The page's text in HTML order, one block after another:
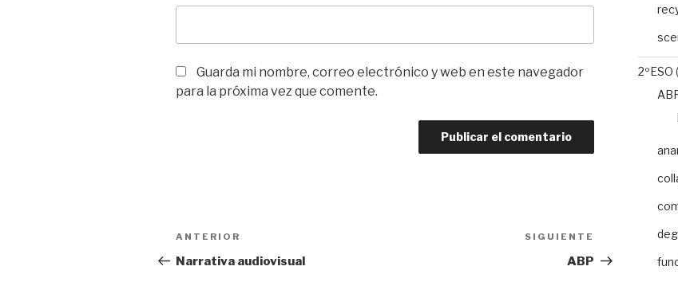
Guarda mi nombre, correo electrónico y web en este navegador
para la próxima vez que comente.
Navegación
de
Entrada
anterior:
ANTERIOR
Narrativa audiovisual
Siguiente
entrada
SIGUIENTE
ABP
2ºESO